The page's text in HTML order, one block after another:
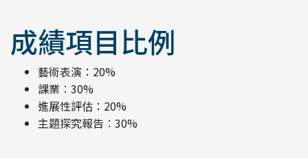
成績項目比例
藝術表演：20%
課業︰30%
進展性評估：20%
主題探究報告︰30%